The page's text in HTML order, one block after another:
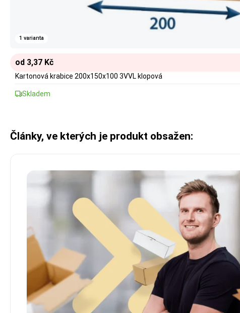
1 varianta
od 3,37 Kč
Kartonová krabice 200x150x100 3VVL klopová
Skladem
Články, ve kterých je produkt obsažen: